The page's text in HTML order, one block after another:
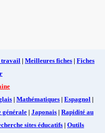
travail | Meilleures fiches | Fiches
| Mathématiques | Espagnol |
générale | Japonais | Rapidité au
sites éducatifs | Outils